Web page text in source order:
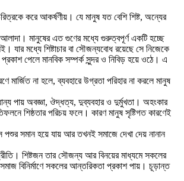
করে আকর্ষণীয়। যে মানুষ যত বেশি শিষ্ট, অন্যের
আলাদা। মানুষের এত গুণের মধ্যে গুরুত্বপূর্ণ একটি হচ্ছে
যার মধ্যে শিষ্টাচার বা সৌজন্যবোধ রয়েছে সে নিজেকে
পেলে মানবিক সম্পর্ক সুন্দর ও নিবিড় হয়ে ওঠে। এ
না হলে, ব্যবহারে উগ্রতা পরিহার না করলে মানুষ
পায় অবজ্ঞা, ঔদ্ধত্য, দুব্যবহার ও দুর্মুখতা। অহংকার
শিষ্ঠতার পরিচয় ফলে। কারণ মানুষ সৃষ্টিগত কারণেই
সমান হয়ে যায় আর তখনই সমাজে দেখা দেয় নানান
শিষ্টজন তার সৌজন্য আর বিনয়ের মাধ্যমে সকলের
বিনির্মাণে সকলের আন্তরিকতা প্রকাশ পায়। চূড়ান্ত